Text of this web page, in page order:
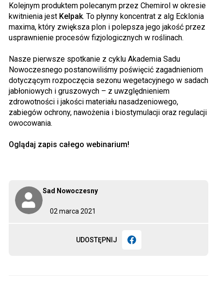
02 marca 2021
Sad Nowoczesny
UDOSTĘPNIJ
Kolejnym produktem polecanym przez Chemirol w okresie
kwitnienia jest Kelpak. To płynny koncentrat z alg Ecklonia
maxima, który zwiększa plon i polepsza jego jakość przez
usprawnienie procesów fizjologicznych w roślinach.
Nasze pierwsze spotkanie z cyklu Akademia Sadu
Nowoczesnego postanowiliśmy poświęcić zagadnieniom
dotyczącym rozpoczęcia sezonu wegetacyjnego w sadach
jabłoniowych i gruszowych – z uwzględnieniem
zdrowotności i jakości materiału nasadzeniowego,
zabiegów ochrony, nawożenia i biostymulacji oraz regulacji
owocowania.
Oglądaj zapis całego webinarium!